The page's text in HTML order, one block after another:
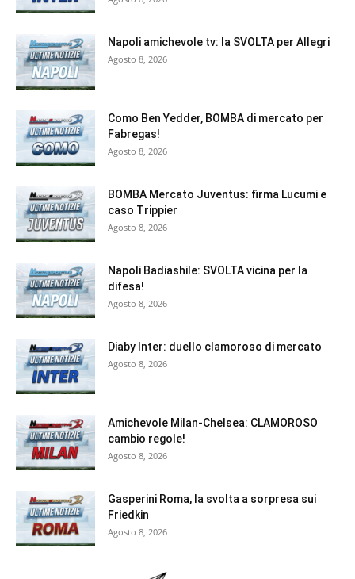
Napoli amichevole tv: la SVOLTA per Allegri
Agosto 8, 2026
Como Ben Yedder, BOMBA di mercato per
Fabregas!
Agosto 8, 2026
BOMBA Mercato Juventus: firma Lucumi e
caso Trippier
Agosto 8, 2026
Napoli Badiashile: SVOLTA vicina per la
difesa!
Agosto 8, 2026
Diaby Inter: duello clamoroso di mercato
Agosto 8, 2026
Amichevole Milan-Chelsea: CLAMOROSO
cambio regole!
Agosto 8, 2026
Gasperini Roma, la svolta a sorpresa sui
Friedkin
Agosto 8, 2026